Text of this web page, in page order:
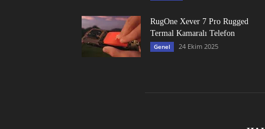
RugOne Xever 7 Pro Rugged
Termal Kamaralı Telefon
Genel 24 Ekim 2025